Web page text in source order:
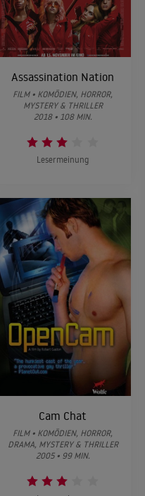
Assassination Nation
FILM • KOMÖDIEN, HORROR,
MYSTERY & THRILLER
2018 • 108 MIN.
Lesermeinung
Cam Chat
FILM • KOMÖDIEN, HORROR,
DRAMA, MYSTERY & THRILLER
2005 • 99 MIN.